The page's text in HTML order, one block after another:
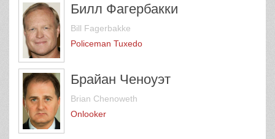
Билл Фагербакки
Bill Fagerbakke
Policeman Tuxedo
Брайан Ченоуэт
Brian Chenoweth
Onlooker